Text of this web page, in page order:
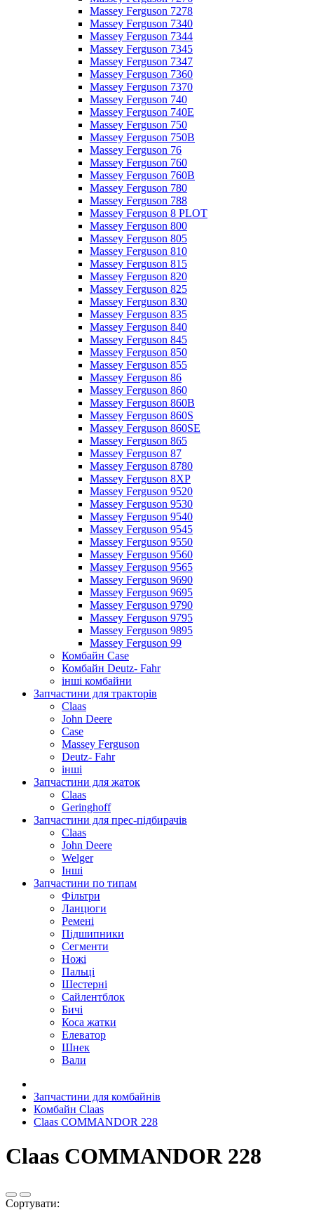
Massey Ferguson 7278
Massey Ferguson 7340
Massey Ferguson 7344
Massey Ferguson 7345
Massey Ferguson 7347
Massey Ferguson 7360
Massey Ferguson 7370
Massey Ferguson 740
Massey Ferguson 740E
Massey Ferguson 750
Massey Ferguson 750B
Massey Ferguson 76
Massey Ferguson 760
Massey Ferguson 760B
Massey Ferguson 780
Massey Ferguson 788
Massey Ferguson 8 PLOT
Massey Ferguson 800
Massey Ferguson 805
Massey Ferguson 810
Massey Ferguson 815
Massey Ferguson 820
Massey Ferguson 825
Massey Ferguson 830
Massey Ferguson 835
Massey Ferguson 840
Massey Ferguson 845
Massey Ferguson 850
Massey Ferguson 855
Massey Ferguson 86
Massey Ferguson 860
Massey Ferguson 860B
Massey Ferguson 860S
Massey Ferguson 860SE
Massey Ferguson 865
Massey Ferguson 87
Massey Ferguson 8780
Massey Ferguson 8XP
Massey Ferguson 9520
Massey Ferguson 9530
Massey Ferguson 9540
Massey Ferguson 9545
Massey Ferguson 9550
Massey Ferguson 9560
Massey Ferguson 9565
Massey Ferguson 9690
Massey Ferguson 9695
Massey Ferguson 9790
Massey Ferguson 9795
Massey Ferguson 9895
Massey Ferguson 99
Комбайн Case
Комбайн Deutz- Fahr
інші комбайни
Запчастини для тракторів
Claas
John Deere
Case
Massey Ferguson
Deutz- Fahr
інші
Запчастини для жаток
Claas
Geringhoff
Запчастини для прес-підбирачів
Claas
John Deere
Welger
Інші
Запчастини по типам
Фільтри
Ланцюги
Ремені
Підшипники
Сегменти
Ножі
Пальці
Шестерні
Сайлентблок
Бичі
Коса жатки
Елеватор
Шнек
Вали
Запчастини для комбайнів
Комбайн Claas
Claas COMMANDOR 228
Claas COMMANDOR 228
Сортувати: